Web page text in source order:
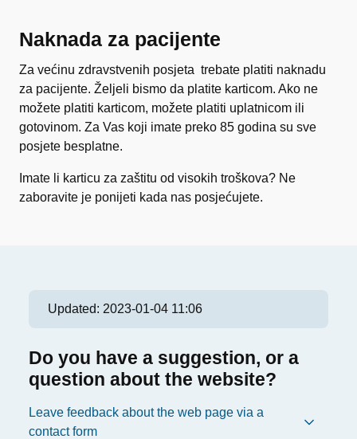
Naknada za pacijente
Za većinu zdravstvenih posjeta trebate platiti naknadu
za pacijente. Željeli bismo da platite karticom. Ako ne
možete platiti karticom, možete platiti uplatnicom ili
gotovinom. Za Vas koji imate preko 85 godina su sve
posjete besplatne.
Imate li karticu za zaštitu od visokih troškova? Ne
zaboravite je ponijeti kada nas posjećujete.
Updated: 2023-01-04 11:06
Do you have a suggestion, or a
question about the website?
Leave feedback about the web page via a
contact form